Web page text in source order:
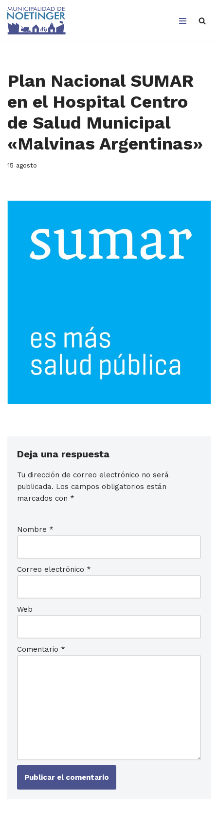
Saltar
Plan Nacional SUMAR
en el Hospital Centro
de Salud Municipal
«Malvinas Argentinas»
15 agosto
Deja una respuesta
Tu dirección de correo electrónico no será
publicada. Los campos obligatorios están
marcados con *
Nombre *
Correo electrónico *
Web
Comentario *